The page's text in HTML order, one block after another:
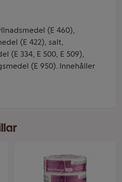
(E 460),
(E 422), salt,
(E 334, E 500, E 509),
(E 950). Innehåller